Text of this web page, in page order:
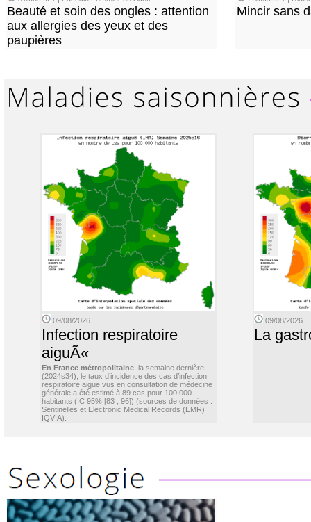
Beauté et soin des ongles : attention
aux allergies des yeux et des
paupières
Mincir sans
09/08/2026
Infection respiratoire
aiguÃ«
En France métropolitaine , la semaine dernière
(2024s34), le taux d’incidence des cas d’infection
respiratoire aiguë vus en consultation de médecine
générale a été estimé à 89 cas pour 100 000
habitants (IC 95% [83 ; 96]) (sources de données :
Sentinelles et Electronic Medical Records (EMR)
IQVIA).
09/08/2026
La